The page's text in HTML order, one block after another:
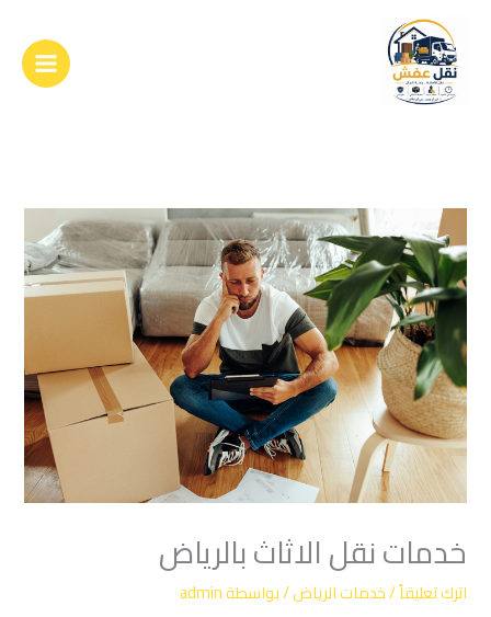
المحتوى
خدمات نقل الاثاث بالرياض
اترك تعليقاً/خدمات الرياض/ بواسطةadmin